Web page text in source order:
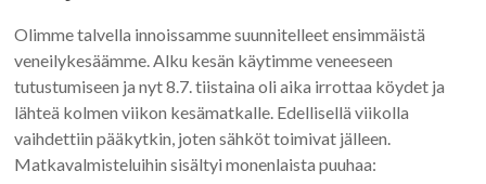
Olimme talvella innoissamme suunnitelleet ensimmäistä
veneilykesäämme. Alku kesän käytimme veneeseen
tutustumiseen ja nyt 8.7. tiistaina oli aika irrottaa köydet ja
lähteä kolmen viikon kesämatkalle. Edellisellä viikolla
vaihdettiin pääkytkin, joten sähköt toimivat jälleen.
Matkavalmisteluihin sisältyi monenlaista puuhaa: